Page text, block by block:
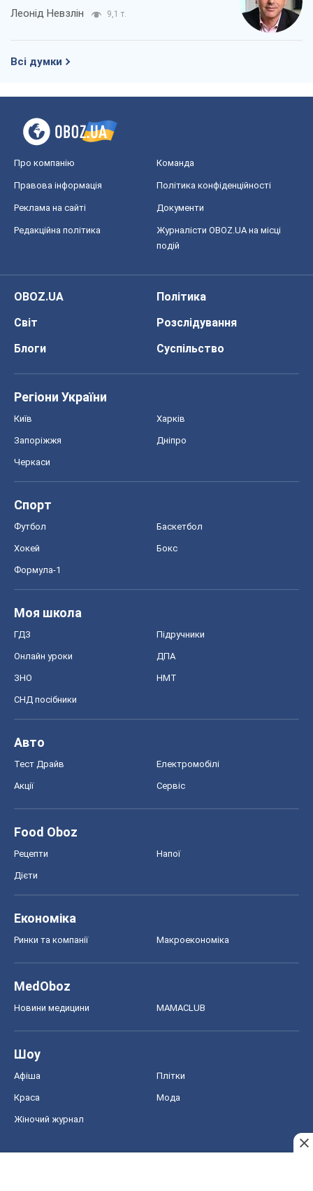
Леонід Невзлін 9,1 т.
Всі думки
Про компанію Команда
Правова інформація Політика конфіденційності
Реклама на сайті Документи
Редакційна політика
Журналісти OBOZ.UA на місці
подій
OBOZ.UA
Політика
Світ
Розслідування
Блоги
Суспільство
Регіони України
Київ Харків
Запоріжжя Дніпро
Черкаси
Спорт
Футбол Баскетбол
Хокей Бокс
Формула-1
Моя школа
ГДЗ Підручники
Онлайн уроки ДПА
ЗНО НМТ
СНД посібники
Авто
Тест Драйв Електромобілі
Акції Сервіс
Food Oboz
Рецепти Напої
Дієти
Економіка
Ринки та компанії Макроекономіка
MedOboz
Новини медицини MAMACLUB
Шоу
Афіша Плітки
Краса Мода
Жіночий журнал